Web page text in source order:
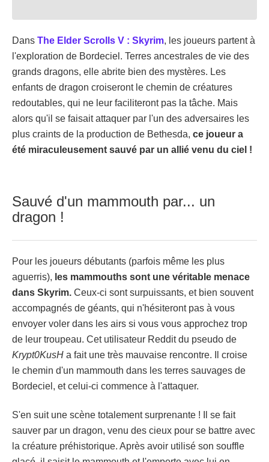
Dans The Elder Scrolls V : Skyrim, les joueurs partent à
l'exploration de Bordeciel. Terres ancestrales de vie des
grands dragons, elle abrite bien des mystères. Les
enfants de dragon croiseront le chemin de créatures
redoutables, qui ne leur faciliteront pas la tâche. Mais
alors qu'il se faisait attaquer par l'un des adversaires les
plus craints de la production de Bethesda, ce joueur a
été miraculeusement sauvé par un allié venu du ciel !
Sauvé d'un mammouth par... un
dragon !
Pour les joueurs débutants (parfois même les plus
aguerris), les mammouths sont une véritable menace
dans Skyrim. Ceux-ci sont surpuissants, et bien souvent
accompagnés de géants, qui n'hésiteront pas à vous
envoyer voler dans les airs si vous vous approchez trop
de leur troupeau. Cet utilisateur Reddit du pseudo de
Krypt0KusH a fait une très mauvaise rencontre. Il croise
le chemin d'un mammouth dans les terres sauvages de
Bordeciel, et celui-ci commence à l'attaquer.
S'en suit une scène totalement surprenante ! Il se fait
sauver par un dragon, venu des cieux pour se battre avec
la créature préhistorique. Après avoir utilisé son souffle